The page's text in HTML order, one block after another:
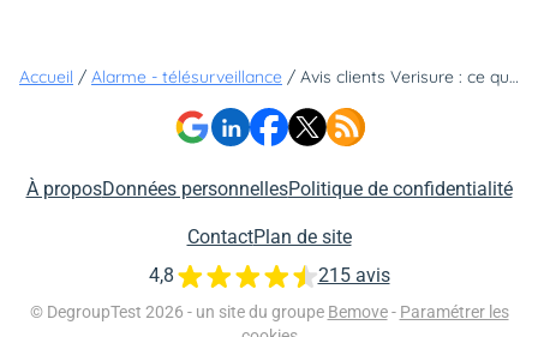
Accueil / Alarme - télésurveillance / Avis clients Verisure : ce qu’en disent vraiment les utilisateurs
À proposDonnées personnellesPolitique de confidentialité
ContactPlan de site
© DegroupTest 2026 - un site du groupe Bemove - Paramétrer les
4,8 215 avis